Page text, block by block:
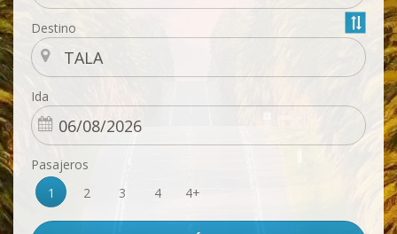
Destino
Ida
Pasajeros
1
2 3 4 4+